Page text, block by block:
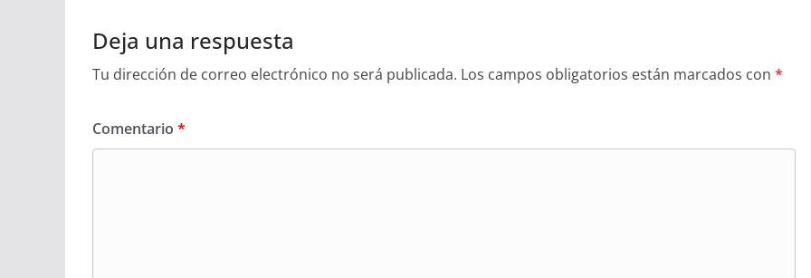
Deja una respuesta
Tu dirección de correo electrónico no será publicada. Los campos obligatorios están marcados con *
Comentario *